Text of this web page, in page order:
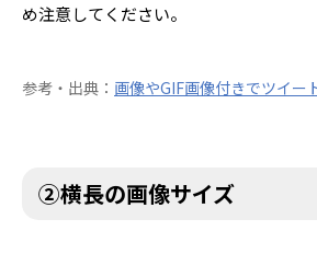
め注意してください。
参考・出典： 画像やGIF画像付きでツイー
②横長の画像サイズ